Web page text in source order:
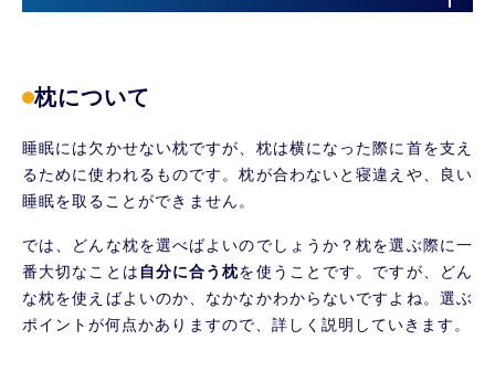
枕を選ぶ際のポイント②
枕の硬さ
合わない枕を使うと…
当院でのアプローチ
まとめ
枕について
睡眠には欠かせない枕ですが、枕は横になった際に首を支え
るために使われるものです。枕が合わないと寝違えや、良い
睡眠を取ることができません。
では、どんな枕を選べばよいのでしょうか？枕を選ぶ際に一
番大切なことは 自分に合う枕を使うことです。ですが、どん
な枕を使えばよいのか、なかなかわからないですよね。選ぶ
ポイントが何点かありますので、詳しく説明していきます。